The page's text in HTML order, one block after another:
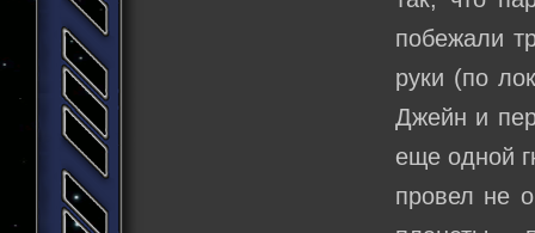
побежали
руки (по
Джейн и
еще одной
провел не